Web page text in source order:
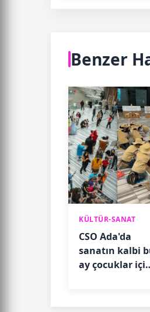
Benzer
KÜLTÜR-SANAT
CSO Ada'da
sanatın kalbi
ay çocuklar